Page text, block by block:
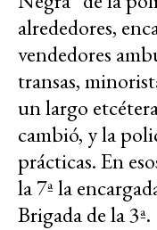
alrededores,
vendedores
transas,
un largo
cambió, y la
prácticas. En
la 7ª la
Brigada de la 3ª.